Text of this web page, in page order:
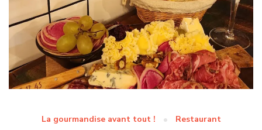
La gourmandise avant tout ! Restaurant